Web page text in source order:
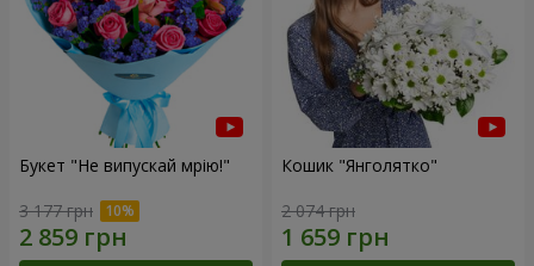
Букет "Не випускай мрію!"
3 177 грн
Кошик "Янголятко"
2 074 грн